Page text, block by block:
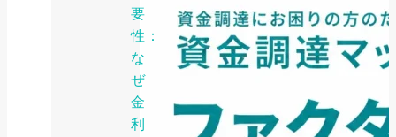
要
性：
な
ぜ
金
利